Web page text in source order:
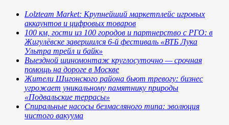
Lolzteam Market: Крупнейший маркетплейс игровых
аккаунтов и цифровых товаров
100 км, гости из 100 городов и партнерство с РГО: в
Жигулёвске завершился 6-й фестиваль «ВТБ Лука
Ультра трейл и байк»
Выездной шиномонтаж круглосуточно — срочная
помощь на дороге в Москве
Жители Шигонского района бьют тревогу: бизнес
угрожает уникальному памятнику природы
«Подвальские террасы»
Спиральные насосы безмасляного типа: эволюция
чистого вакуума